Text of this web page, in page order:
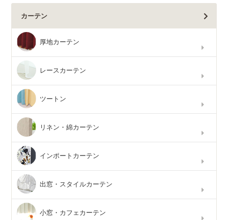
カーテン
厚地カーテン
レースカーテン
ツートン
リネン・綿カーテン
インポートカーテン
出窓・スタイルカーテン
小窓・カフェカーテン